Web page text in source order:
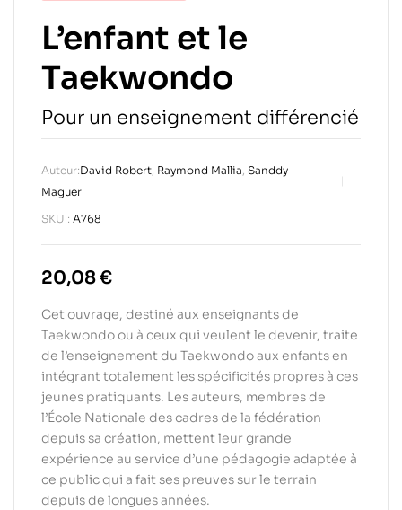
L’enfant et le
Taekwondo
Pour un enseignement différencié
Auteur:David Robert, Raymond Mallia, Sanddy
Maguer
SKU : A768
20,08€
Cet ouvrage, destiné aux enseignants de
Taekwondo ou à ceux qui veulent le devenir, traite
de l’enseignement du Taekwondo aux enfants en
intégrant totalement les spécificités propres à ces
jeunes pratiquants. Les auteurs, membres de
l’École Nationale des cadres de la fédération
depuis sa création, mettent leur grande
expérience au service d’une pédagogie adaptée à
ce public qui a fait ses preuves sur le terrain
depuis de longues années.